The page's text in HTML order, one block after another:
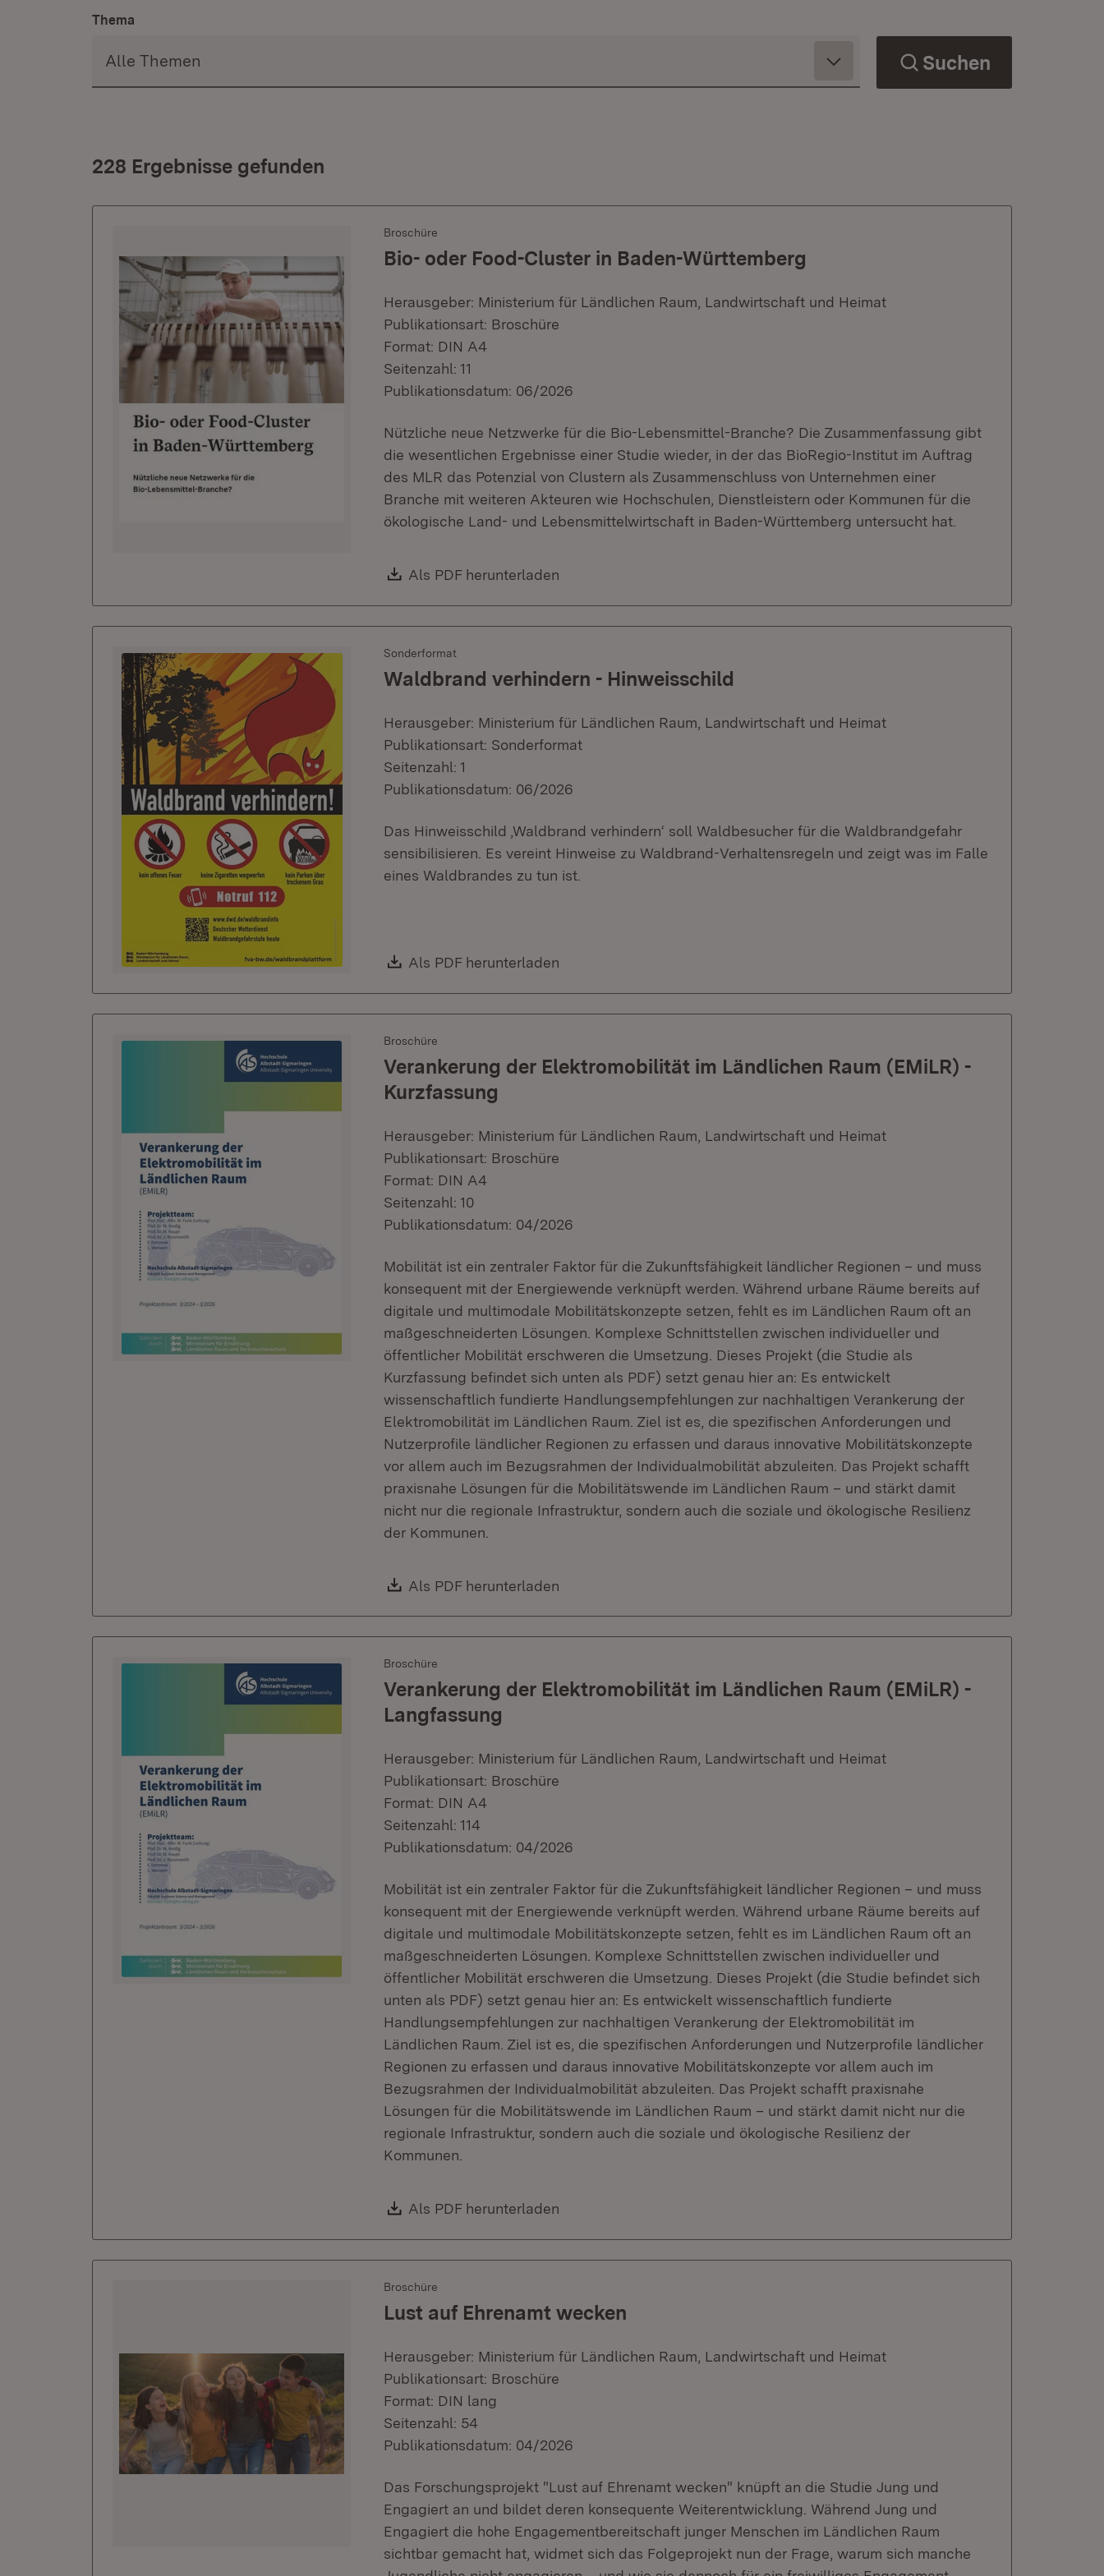
Thema
Suchen
228 Ergebnisse gefunden
Broschüre
Bio- oder Food-Cluster in Baden-Württemberg
Herausgeber: Ministerium für Ländlichen Raum, Landwirtschaft und Heimat
Publikationsart: Broschüre
Format: DIN A4
Seitenzahl: 11
Publikationsdatum: 06/2026
Nützliche neue Netzwerke für die Bio-Lebensmittel-Branche? Die Zusammenfassung gibt
die wesentlichen Ergebnisse einer Studie wieder, in der das BioRegio-Institut im Auftrag
des MLR das Potenzial von Clustern als Zusammenschluss von Unternehmen einer
Branche mit weiteren Akteuren wie Hochschulen, Dienstleistern oder Kommunen für die
ökologische Land- und Lebensmittelwirtschaft in Baden-Württemberg untersucht hat.
Download:
Als PDF herunterladen
Sonderformat
Waldbrand verhindern - Hinweisschild
Herausgeber: Ministerium für Ländlichen Raum, Landwirtschaft und Heimat
Publikationsart: Sonderformat
Seitenzahl: 1
Publikationsdatum: 06/2026
Das Hinweisschild ‚Waldbrand verhindern‘ soll Waldbesucher für die Waldbrandgefahr
sensibilisieren. Es vereint Hinweise zu Waldbrand-Verhaltensregeln und zeigt was im Falle
eines Waldbrandes zu tun ist.
Download:
Als PDF herunterladen
Broschüre
Verankerung der Elektromobilität im Ländlichen Raum (EMiLR) -
Kurzfassung
Herausgeber: Ministerium für Ländlichen Raum, Landwirtschaft und Heimat
Publikationsart: Broschüre
Format: DIN A4
Seitenzahl: 10
Publikationsdatum: 04/2026
Mobilität ist ein zentraler Faktor für die Zukunftsfähigkeit ländlicher Regionen – und muss
konsequent mit der Energiewende verknüpft werden. Während urbane Räume bereits auf
digitale und multimodale Mobilitätskonzepte setzen, fehlt es im Ländlichen Raum oft an
maßgeschneiderten Lösungen. Komplexe Schnittstellen zwischen individueller und
öffentlicher Mobilität erschweren die Umsetzung. Dieses Projekt (die Studie als
Kurzfassung befindet sich unten als PDF) setzt genau hier an: Es entwickelt
wissenschaftlich fundierte Handlungsempfehlungen zur nachhaltigen Verankerung der
Elektromobilität im Ländlichen Raum. Ziel ist es, die spezifischen Anforderungen und
Nutzerprofile ländlicher Regionen zu erfassen und daraus innovative Mobilitätskonzepte
vor allem auch im Bezugsrahmen der Individualmobilität abzuleiten. Das Projekt schafft
praxisnahe Lösungen für die Mobilitätswende im Ländlichen Raum – und stärkt damit
nicht nur die regionale Infrastruktur, sondern auch die soziale und ökologische Resilienz
der Kommunen.
Download:
Als PDF herunterladen
Broschüre
Verankerung der Elektromobilität im Ländlichen Raum (EMiLR) -
Langfassung
Herausgeber: Ministerium für Ländlichen Raum, Landwirtschaft und Heimat
Publikationsart: Broschüre
Format: DIN A4
Seitenzahl: 114
Publikationsdatum: 04/2026
Mobilität ist ein zentraler Faktor für die Zukunftsfähigkeit ländlicher Regionen – und muss
konsequent mit der Energiewende verknüpft werden. Während urbane Räume bereits auf
digitale und multimodale Mobilitätskonzepte setzen, fehlt es im Ländlichen Raum oft an
maßgeschneiderten Lösungen. Komplexe Schnittstellen zwischen individueller und
öffentlicher Mobilität erschweren die Umsetzung. Dieses Projekt (die Studie befindet sich
unten als PDF) setzt genau hier an: Es entwickelt wissenschaftlich fundierte
Handlungsempfehlungen zur nachhaltigen Verankerung der Elektromobilität im
Ländlichen Raum. Ziel ist es, die spezifischen Anforderungen und Nutzerprofile ländlicher
Regionen zu erfassen und daraus innovative Mobilitätskonzepte vor allem auch im
Bezugsrahmen der Individualmobilität abzuleiten. Das Projekt schafft praxisnahe
Lösungen für die Mobilitätswende im Ländlichen Raum – und stärkt damit nicht nur die
regionale Infrastruktur, sondern auch die soziale und ökologische Resilienz der
Kommunen.
Download:
Als PDF herunterladen
Broschüre
Lust auf Ehrenamt wecken
Herausgeber: Ministerium für Ländlichen Raum, Landwirtschaft und Heimat
Publikationsart: Broschüre
Format: DIN lang
Seitenzahl: 54
Publikationsdatum: 04/2026
Das Forschungsprojekt "Lust auf Ehrenamt wecken" knüpft an die Studie Jung und
Engagiert an und bildet deren konsequente Weiterentwicklung. Während Jung und
Engagiert die hohe Engagementbereitschaft junger Menschen im Ländlichen Raum
sichtbar gemacht hat, widmet sich das Folgeprojekt nun der Frage, warum sich manche